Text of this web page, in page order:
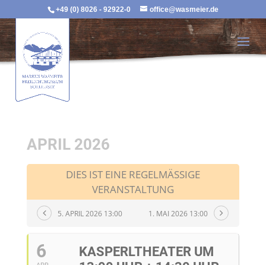
+49 (0) 8026 - 92922-0 office@wasmeier.de
APRIL 2026
DIES IST EINE REGELMÄSSIGE V
ERANSTALTUNG
5. APRIL 2026 13:00 1. MAI 2026 13:00
6
KASPERLTHEATER UM